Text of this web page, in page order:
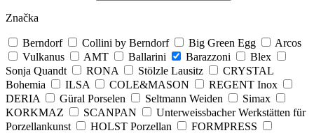
Značka
Berndorf Collini by Berndorf Big Green Egg
Arcos
Vulkanus
AMT Ballarini Barazzoni
Blex
Sonja Quandt
RONA Stölzle Lausitz
CRYSTAL
Bohemia
ILSA COLE&MASON
REGENT Inox
DERIA
Güral Porselen Seltmann Weiden
Simax
KORKMAZ
SCANPAN
Unterweissbacher Werkstätten für
Porzellankunst
HOLST Porzellan FORMPRESS